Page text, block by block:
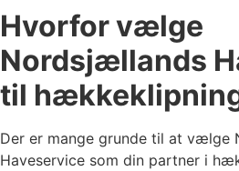
Hvorfor vælge
Nordsjællands
til
Der er mange grunde til at vælge
Haveservice som din partner i